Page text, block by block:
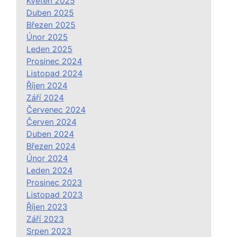
Duben 2025
Březen 2025
Únor 2025
Leden 2025
Prosinec 2024
Listopad 2024
Říjen 2024
Září 2024
Červenec 2024
Červen 2024
Duben 2024
Březen 2024
Únor 2024
Leden 2024
Prosinec 2023
Listopad 2023
Říjen 2023
Září 2023
Srpen 2023